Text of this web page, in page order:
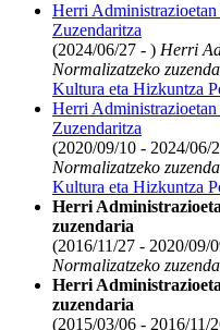
Herri
Zuzendaritza
(2024/06/27 - ) Herri
Normalizatzeko
Kultura eta Hizkuntza
Herri
Zuzendaritza
(2020/09/10 - 2024/06/
Normalizatzeko
Kultura eta Hizkuntza
Herri
zuzendaria
(2016/11/27 - 2020/09/
Normalizatzeko
Herri
zuzendaria
(2015/03/06 - 2016/11/